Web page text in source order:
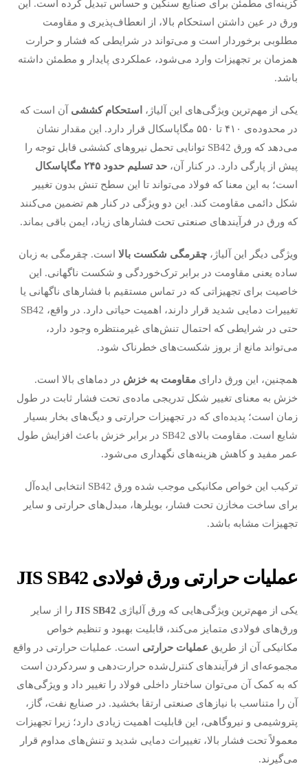
گزینه‌ای مطمئن برای صنایع سنگین و حساس تبدیل کرده است. این
ورق در عین داشتن استحکام بالا، از انعطاف‌پذیری و مقاومت
مطلوبی برخوردار است و می‌تواند در شرایطی که فشار و حرارت
همزمان بر تجهیزات وارد می‌شود، عملکردی پایدار و مطمئن داشته
باشد.
یکی از مهم‌ترین ویژگی‌های این آلیاژ، استحکام کششی آن است که
در محدوده‌ی ۴۱۰ تا ۵۵۰ مگاپاسکال قرار دارد. این مقدار نشان
می‌دهد که ورق SB42 توانایی تحمل نیروهای کششی قابل توجه را
پیش از پارگی دارد. در کنار آن، حد تسلیم حدود ۲۴۵ مگاپاسکال
است؛ به این معنا که فولاد می‌تواند تا این سطح تنش بدون تغییر
شکل دائمی مقاومت کند. این دو ویژگی در کنار هم تضمین می‌کنند
که ورق در فرآیندهای صنعتی تحت فشارهای زیاد، ایمن باقی بماند.
ویژگی دیگر این آلیاژ، چقرمگی شکست بالا است. چقرمگی به زبان
ساده یعنی مقاومت در برابر ترک‌خوردگی و شکست ناگهانی. این
خاصیت برای تجهیزاتی که در تماس مستقیم با فشارهای ناگهانی یا
تغییرات دمایی شدید قرار دارند، اهمیت حیاتی دارد. در واقع، SB42
حتی در شرایطی که احتمال تنش‌های غیرمنتظره وجود دارد،
می‌تواند مانع از بروز شکست‌های خطرناک شود.
همچنین، این ورق دارای مقاومت به خزش در دماهای بالا است.
خزش به معنای تغییر شکل تدریجی ماده‌ی تحت فشار ثابت در طول
زمان است؛ پدیده‌ای که در تجهیزات حرارتی و دیگ‌های بخار بسیار
شایع است. مقاومت بالای SB42 در برابر خزش باعث افزایش طول
عمر مفید و کاهش هزینه‌های نگهداری می‌شود.
ترکیب این خواص مکانیکی موجب شده ورق SB42 انتخابی ایده‌آل
برای ساخت مخازن تحت فشار، بویلرها، مبدل‌های حرارتی و سایر
تجهیزات مشابه باشد.
عملیات حرارتی ورق فولادی
یکی از مهم‌ترین ویژگی‌هایی که ورق آلیاژی JIS SB42 را از سایر
ورق‌های فولادی متمایز می‌کند، قابلیت بهبود و تنظیم خواص
مکانیکی آن از طریق عملیات حرارتی است. عملیات حرارتی در واقع
مجموعه‌ای از فرآیندهای کنترل‌شده حرارت‌دهی و سردکردن است
که به کمک آن می‌توان ساختار داخلی فولاد را تغییر داد و ویژگی‌های
آن را متناسب با نیازهای صنعتی ارتقا بخشید. در صنایع نفت، گاز،
پتروشیمی و نیروگاهی، این قابلیت اهمیت زیادی دارد؛ زیرا تجهیزات
معمولاً تحت فشار بالا، تغییرات دمایی شدید و تنش‌های مداوم قرار
می‌گیرند.